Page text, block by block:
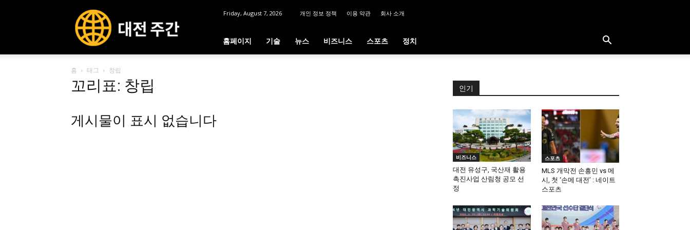
전
주
Friday, August 7, 2026 개인 정보 정책 이용 약관 회사 소개
홈페이지 기술 뉴스 비즈니스 스포츠 정치
홈 태그 창립
꼬리표: 창립
게시물이 표시 없습니다
인기
비즈니스
대전 유성구, 국산재 활용
촉진사업 산림청 공모 선
정
스포츠
MLS 개막전 손흥민 vs 메
시, 첫 ‘손메 대전’ : 네이트
스포츠